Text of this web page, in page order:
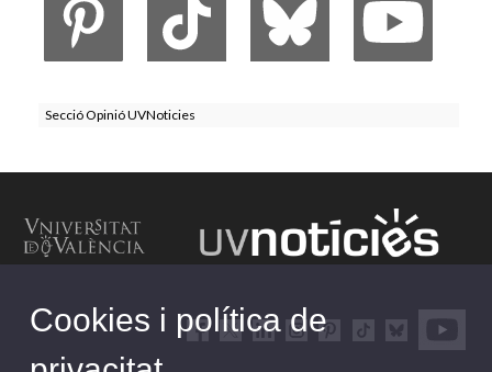
Secció Opinió UVNoticies
Cookies i política de